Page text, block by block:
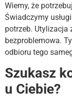
Wiemy, że
Świadczymy
potrzeb. Utylizacja
bezproblemowa.
odbioru tego
Szukasz
u Ciebie?